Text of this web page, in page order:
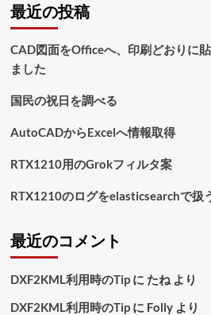
最近の投稿
CAD図面をOfficeへ、印刷どおりに
ました
国民の祝日を調べる
AutoCADからExcelへ情報取得
RTX1210用のGrokフィルタ案
RTX1210のログをelasticsearchで扱
最近のコメント
DXF2KML利用時のTipに たねより
DXF2KML利用時のTipに Follyより